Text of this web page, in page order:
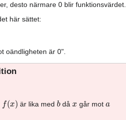
desto närmare 0 blir funktionsvärdet.
här sättet:
oändligheten är 0".
f(x är lika medb då går mot